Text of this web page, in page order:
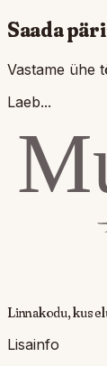
Saada
Vastame ühe
Laeb...
Linnakodu, kus
Lisainfo